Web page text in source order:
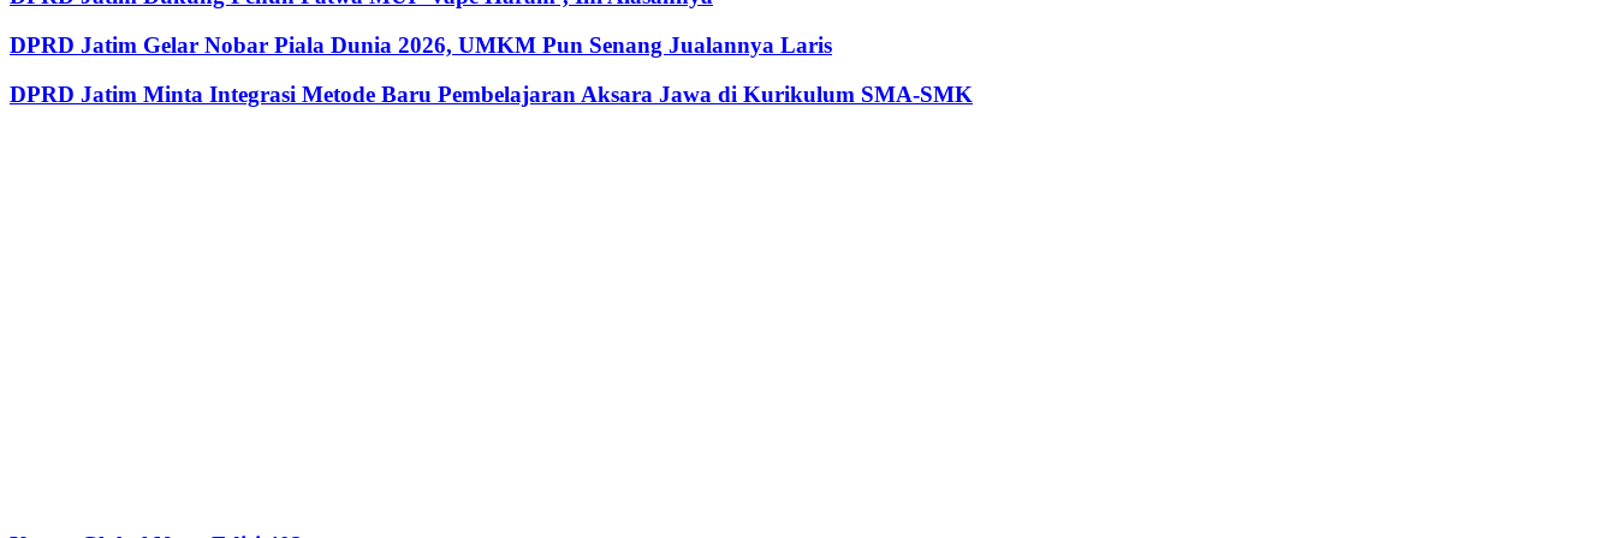
DPRD Jatim Gelar Nobar Piala Dunia 2026, UMKM Pun Senang Jualannya Laris
DPRD Jatim Minta Integrasi Metode Baru Pembelajaran Aksara Jawa di Kurikulum SMA-SMK